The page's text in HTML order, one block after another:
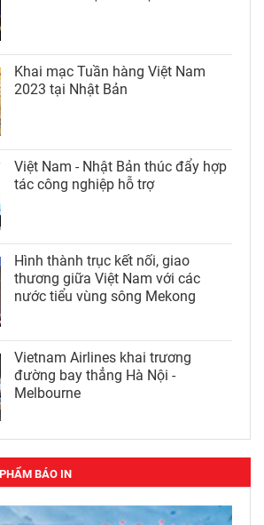
Khai mạc Tuần hàng Việt Nam
2023 tại Nhật Bản
Việt Nam - Nhật Bản thúc đẩy hợp
tác công nghiệp hỗ trợ
Hình thành trục kết nối, giao
thương giữa Việt Nam với các
nước tiểu vùng sông Mekong
Vietnam Airlines khai trương
đường bay thẳng Hà Nội -
Melbourne
BÁO IN